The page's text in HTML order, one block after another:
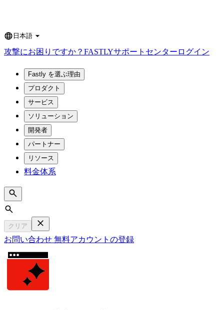
Language
日本語
攻撃にお困りですか？ FASTLYサポートセンター ログイン
Fastly を選ぶ理由
プロダクト
サービス
ソリューション
開発者
パートナー
リソース
料金体系
Search
クリア
お問い合わせ 無料アカウントの登録